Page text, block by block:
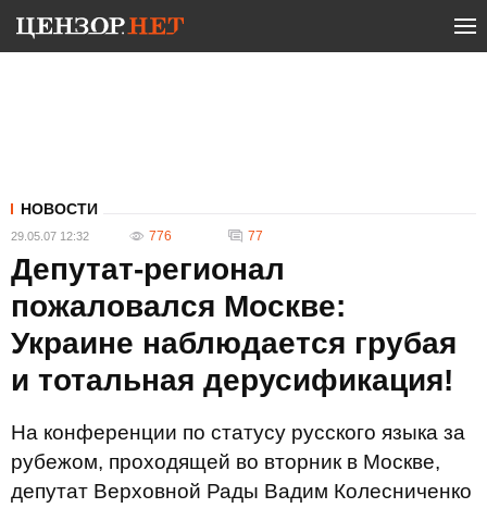
НОВОСТИ
29.05.07 12:32 776 77
Депутат-регионал
пожаловался Москве:
Украине наблюдается грубая
и тотальная дерусификация!
На конференции по статусу русского языка за
рубежом, проходящей во вторник в Москве,
депутат Верховной Рады Вадим Колесниченко